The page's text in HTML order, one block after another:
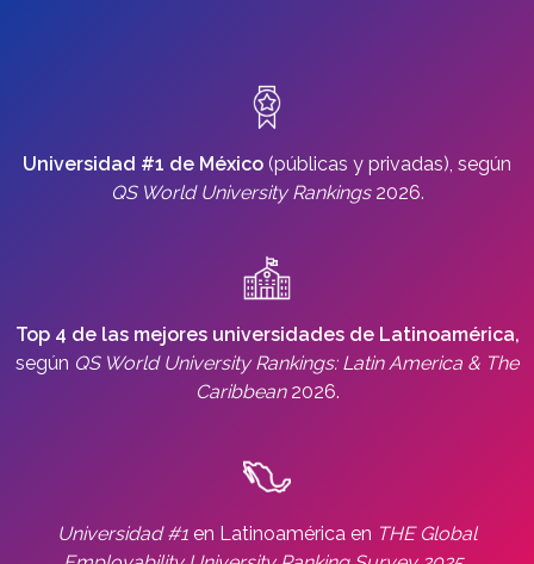
Universidad #1 de México (públicas y privadas), según
QS World University Rankings2026.
Top 4 de las mejores universidades de Latinoamérica,
según QS World University Rankings: Latin America & The
Caribbean 2026.
Universidad #1 en Latinoamérica en THE Global